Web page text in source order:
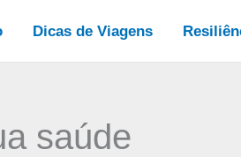
Dicas de Viagens
saúde